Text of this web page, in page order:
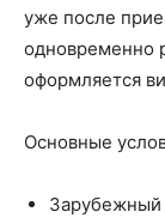
уже после
одновременно
оформляется
Основные
Зарубежный